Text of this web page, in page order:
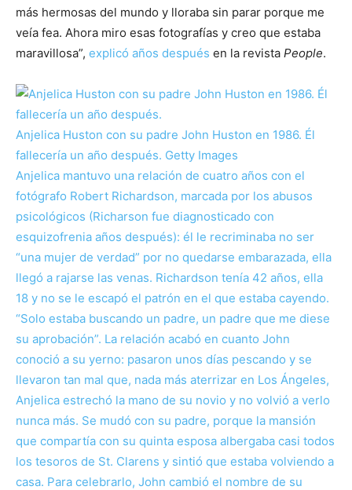
más hermosas del mundo y lloraba sin parar porque me
veía fea. Ahora miro esas fotografías y creo que estaba
maravillosa”, explicó años después en la revista People.
Anjelica Huston con su padre John Huston en 1986. Él
fallecería un año después. Getty Images
Anjelica mantuvo una relación de cuatro años con el
fotógrafo Robert Richardson, marcada por los abusos
psicológicos (Richarson fue diagnosticado con
esquizofrenia años después): él le recriminaba no ser
“una mujer de verdad” por no quedarse embarazada, ella
llegó a rajarse las venas. Richardson tenía 42 años, ella
18 y no se le escapó el patrón en el que estaba cayendo.
“Solo estaba buscando un padre, un padre que me diese
su aprobación”. La relación acabó en cuanto John
conoció a su yerno: pasaron unos días pescando y se
llevaron tan mal que, nada más aterrizar en Los Ángeles,
Anjelica estrechó la mano de su novio y no volvió a verlo
nunca más. Se mudó con su padre, porque la mansión
que compartía con su quinta esposa albergaba casi todos
los tesoros de St. Clarens y sintió que estaba volviendo a
casa. Para celebrarlo, John cambió el nombre de su